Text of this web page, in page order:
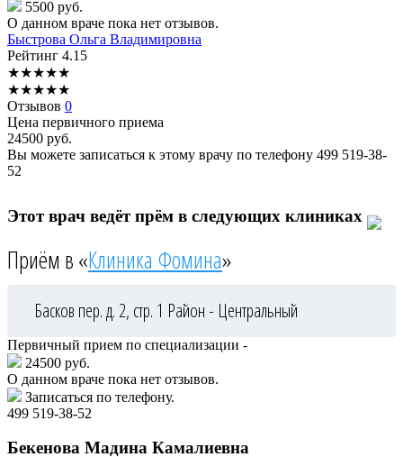
5500 руб.
О данном враче пока нет отзывов.
Быстрова Ольга Владимировна
Рейтинг 4.15
★★★★★
★★★★★
Отзывов 0
Цена первичного приема
24500 руб.
Вы можете записаться к этому врачу по телефону 499 519-38-
52
Этот врач ведёт прём в следующих клиниках
Приём в «Клиника Фомина»
Басков пер. д. 2, стр. 1 Район - Центральный
Первичный прием по специализации -
24500 руб.
О данном враче пока нет отзывов.
Записаться по телефону.
499 519-38-52
Бекенова Мадина Камалиевна